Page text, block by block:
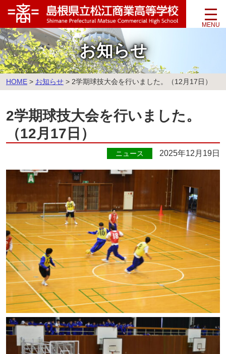
このページの本文へ
お知らせ
こ
の
ー
位
HOME > お知らせ > 2学期球技大会を行いました。（12月17日）
2学期球技大会を行いました。
（12月17日）
ニュース 2025年12月19日